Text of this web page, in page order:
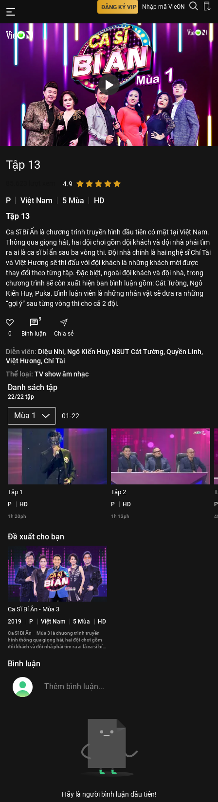
ĐĂNG KÝ VIP Nhập mã VieON
Tập 13
4.9
P Việt Nam 5 Mùa
HD
Tập 13
Ca Sĩ Bí Ẩn là chương trình truyền hình đầu tiên có mặt tại Việt Nam.
Thông qua giọng hát, hai đội chơi gồm đội khách và đội nhà phải tìm
ra ai là ca sĩ bí ẩn sau ba vòng thi. Đội nhà chính là hai nghệ sĩ Chí Tài
và Việt Hương sẽ thi đấu với đội khách là những khách mời được
thay đổi theo từng tập. Đặc biệt, ngoài đội khách và đội nhà, trong
chương trình sẽ còn xuất hiện ban bình luận gồm: Cát Tường, Ngô
Kiến Huy, Puka. Bình luận viên là những nhân vật sẽ đưa ra những
“gợi ý” sau từng vòng thi cho cả 2 đội.
0
5
Bình luận Chia sẻ
Diễn viên: Diệu Nhi, Ngô Kiến Huy, NSƯT Cát Tường,Quyền Linh,
Việt Hương,Chí Tài
Thể loại: TV show âm nhạc
Danh sách tập
22/22 tập
Mùa 1 01-22
Tập 1
P HD
1h 20ph
Tập 2
P HD
1h 13ph
P
Đề xuất cho bạn
Ca Sĩ Bí Ẩn - Mùa 3
2019 P Việt Nam 5 Mùa HD
Ca Sĩ Bí Ẩn – Mùa 3 là chương trình truyền
hình thông qua giọng hát, hai đội chơi gồm
đội khách và đội nhà phải tìm ra ai là ca sĩ bí
Bình luận
Hãy là người bình luận đầu tiên!